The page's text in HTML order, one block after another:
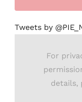
Tweets by
For
details,